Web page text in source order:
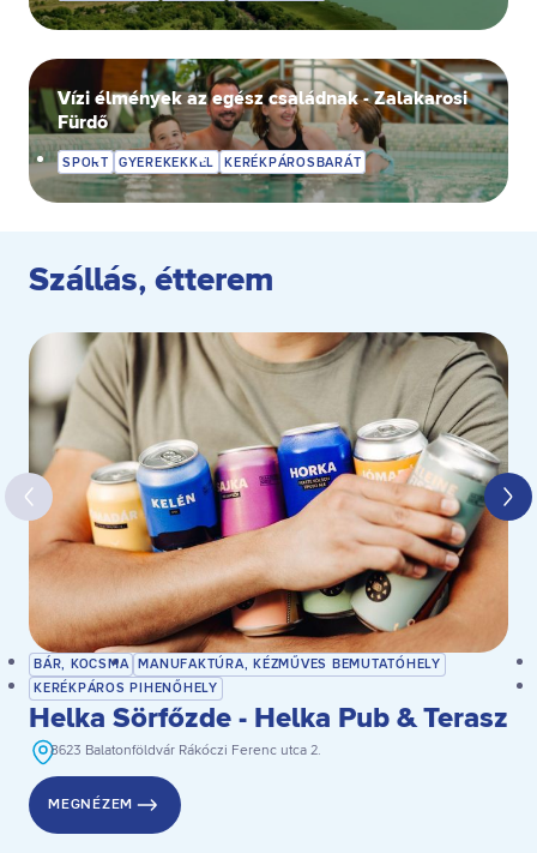
Vízi élmények az egész családnak - Zalakarosi
Fürdő
SPORT GYEREKEKKEL KERÉKPÁROSBARÁT
Szállás, étterem
BÁR, KOCSMA MANUFAKTÚRA, KÉZMŰVES BEMUTATÓHELY
KERÉKPÁROS PIHENŐHELY
Helka Sörfőzde - Helka Pub & Terasz
8623 Balatonföldvár Rákóczi Ferenc utca 2.
MEGNÉZEM